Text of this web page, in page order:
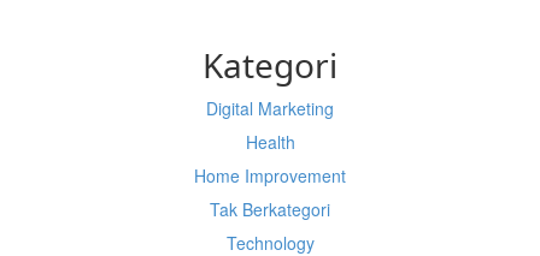
Kategori
Digital Marketing
Health
Home Improvement
Tak Berkategori
Technology